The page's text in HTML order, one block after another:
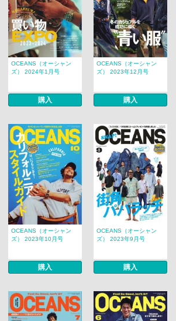
OCEANS（オーシャン
ズ） 2024年1月号
購入
OCEANS（オーシャン
ズ） 2023年12月号
購入
OCEANS（オーシャン
ズ） 2023年10月号
購入
OCEANS（オーシャン
ズ） 2023年9月号
購入